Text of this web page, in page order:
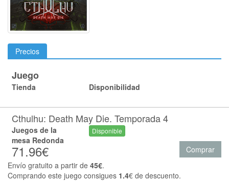
Precios
Juego
Tienda Disponibilidad
Cthulhu: Death May Die. Temporada 4
Juegos de la
mesa Redonda
71.96€
Disponible
Comprar
Envío gratuito a partir de 45€.
Comprando este juego consigues 1.4€ de descuento.